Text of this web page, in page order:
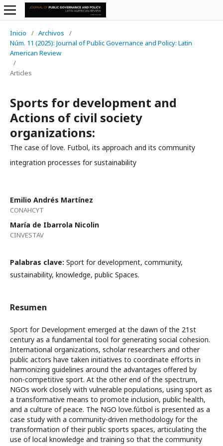
Inicio / Archivos
/
Núm. 11 (2025): Journal of Public Governance and Policy: Latin
American Review
/
Articles
Sports for development and
Actions of civil society
organizations:
The case of love. Futbol, its approach and its community
integration processes for sustainability
Emilio Andrés Martínez
CONAHCYT
María de Ibarrola Nicolin
CINVESTAV
Palabras clave: Sport for development, community,
sustainability, knowledge, public Spaces.
Resumen
Sport for Development emerged at the dawn of the 21st
century as a fundamental tool for generating social cohesion.
International organizations, scholar researchers and other
public actors have taken initiatives to coordinate efforts in
harmonizing guidelines around the advantages offered by
non-competitive sport. At the other end of the spectrum,
NGOs work closely with vulnerable populations, using sport as
a transformative means to promote inclusion, public health,
and a culture of peace. The NGO love.fútbol is presented as a
case study with a community-driven methodology for the
transformation of their public sports spaces, articulating the
use of local knowledge and training so that the community